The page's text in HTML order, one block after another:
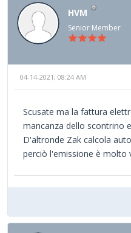
HVM
Senior Member
04-14-2021, 08:24 AM
Scusate ma la fattura
mancanza dello scontrino
D'altronde Zak calcola
perciò l'emissione è molto